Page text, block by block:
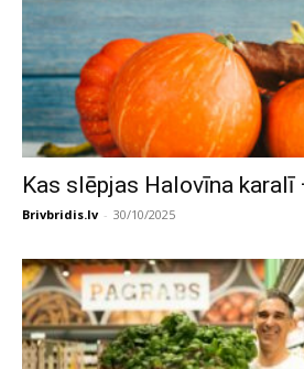
Kas slēpjas Halovīna karalī
Brivbridis.lv - 30/10/2025